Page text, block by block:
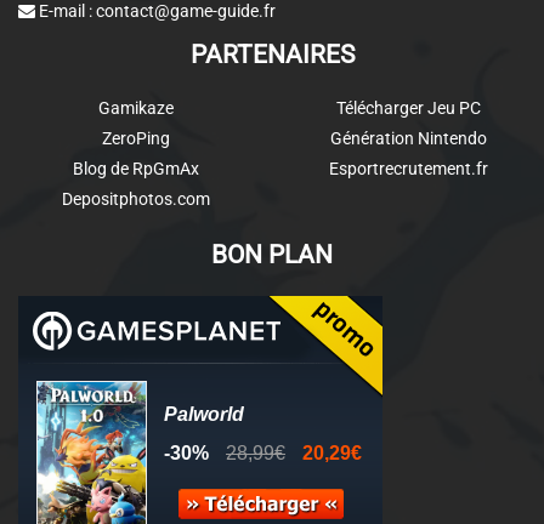
E-mail :contact@game-guide.fr
PARTENAIRES
Gamikaze
ZeroPing
Blog de RpGmAx
Depositphotos.com
Télécharger Jeu PC
Génération Nintendo
Esportrecrutement.fr
BON PLAN